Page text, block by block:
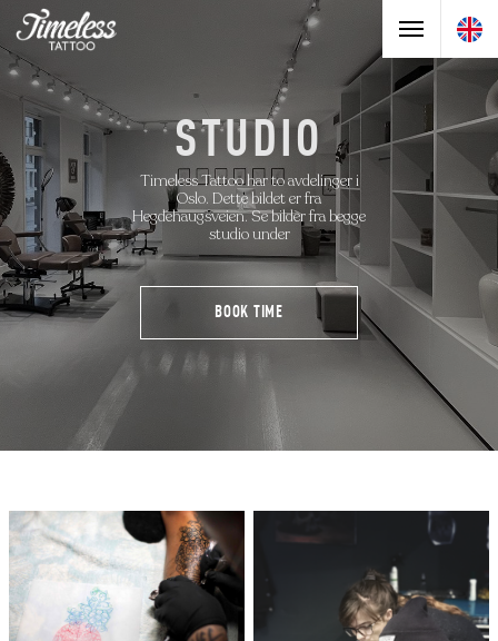
#RAINFORESTHEROES
TIMELESS FAMILY
KARRIERE
FORESPØRSEL
ARTIKLER
ETTERBEHANDLING AV TATOVERING
FJERNING AV TATOVERING
FAQ
STUDIO
Timeless Tattoo har to avdelinger i
Oslo. Dette bildet er fra
Hegdehaugsveien. Se bilder fra begge
studio under
BOOK TIME